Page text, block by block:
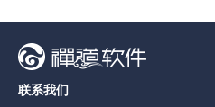
联系我们